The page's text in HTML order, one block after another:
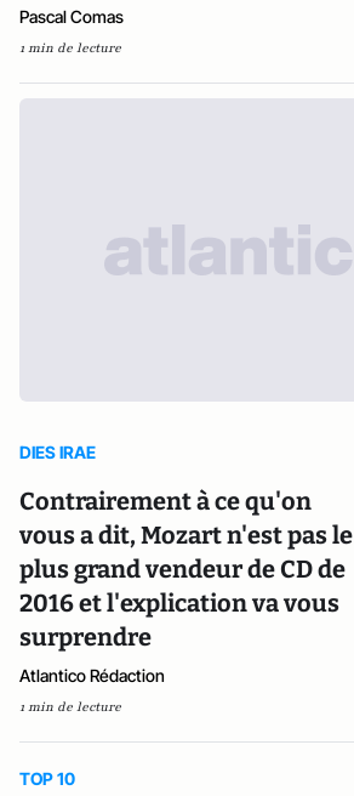
Pascal Comas
1 min de lecture
DIES IRAE
Contrairement à ce qu'on
vous a dit, Mozart n'est pas le
plus grand vendeur de CD de
2016 et l'explication va vous
surprendre
Atlantico Rédaction
1 min de lecture
TOP 10